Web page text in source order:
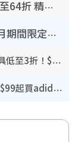
超市優惠｜百佳一連4日驚喜價低至64折 精選貨品$6.5起！指定周末分店免費試食+送$20現金券
壽司郎$17生三文魚三貫回歸！8月期間限定創業祭 $10白碟優惠／$12大切長鰭大吞拿魚腩
廚具優惠｜普樂氏/意美廚/Buffalo廚具低至3折！$89起買煎鍋／炒鑊／個人鍋 同場小家電激減至$99起
開倉優惠｜馬拉松開倉低至3折！直擊$99起買adidas／New Balance／Puma鞋款 STANLEY保溫杯劈價至$119起